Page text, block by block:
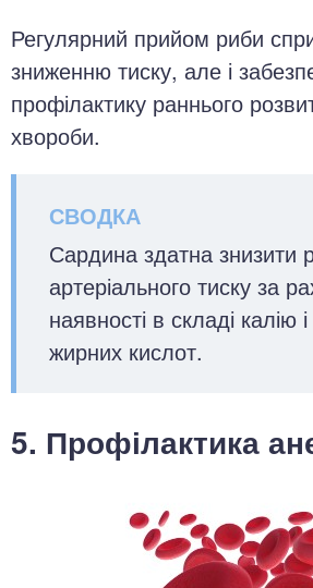
Регулярний прийом риби
зниженню тиску, але і
профілактику раннього
хвороби.
Сардина здатна знизити
артеріального тиску за
наявності в складі калію
жирних кислот.
5. Профілактика